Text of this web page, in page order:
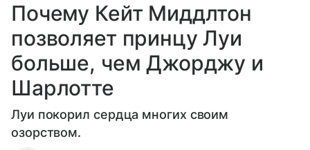
Почему Кейт Миддлтон
позволяет принцу Луи
больше, чем Джорджу и
Шарлотте
Луи покорил сердца многих своим
озорством.